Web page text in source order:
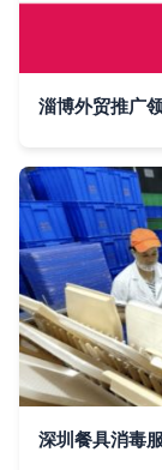
深圳餐具消毒